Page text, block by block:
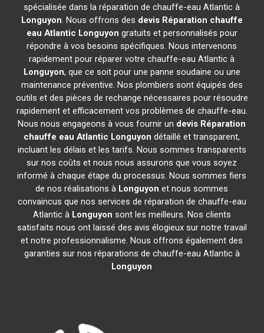
spécialisée dans la réparation de chauffe-eau Atlantic à
Longuyon. Nous offrons des devis Réparation chauffe
eau Atlantic Longuyon gratuits et personnalisés pour
répondre à vos besoins spécifiques. Nous intervenons
rapidement pour réparer votre chauffe-eau Atlantic à
Longuyon, que ce soit pour une panne soudaine ou une
maintenance préventive. Nos plombiers sont équipés des
outils et des pièces de rechange nécessaires pour résoudre
rapidement et efficacement vos problèmes de chauffe-eau.
Nous nous engageons à vous fournir un devis Réparation
chauffe eau Atlantic Longuyon détaillé et transparent,
incluant les délais et les tarifs. Nous sommes transparents
sur nos coûts et nous nous assurons que vous soyez
informé à chaque étape du processus. Nous sommes fiers
de nos réalisations à Longuyon et nous sommes
convaincus que nos services de réparation de chauffe-eau
Atlantic à Longuyon sont les meilleurs. Nos clients
satisfaits nous ont laissé des avis élogieux sur notre travail
et notre professionnalisme. Nous offrons également des
garanties sur nos réparations de chauffe-eau Atlantic à
Longuyon